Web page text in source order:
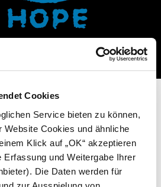
Cookies
Service bieten zu können,
Cookies und ähnliche
Klick auf „OK“ akzeptieren
Erfassung und Weitergabe Ihrer
Die Daten werden für